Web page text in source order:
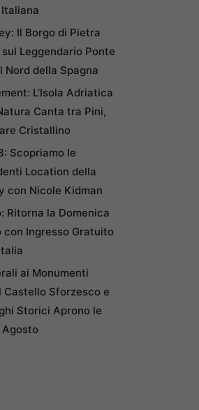
Il Borgo di Pietra
sul Leggendario Ponte
Nord della Spagna
L’Isola Adriatica
Canta tra Pini,
Cristallino
Scopriamo le
Location della
con Nicole Kidman
Ritorna la Domenica
con Ingresso Gratuito
ai Monumenti
Castello Sforzesco e
Storici Aprono le